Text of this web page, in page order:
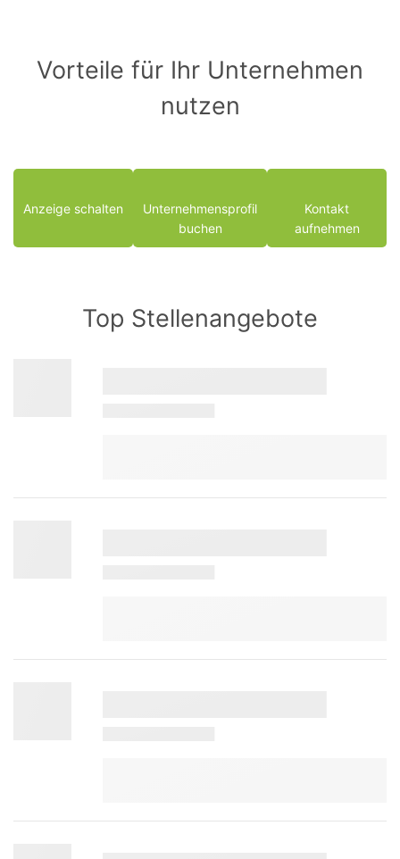
Vorteile für Ihr Unternehmen
nutzen
Anzeige schalten
Unternehmensprofil
buchen
Kontakt
aufnehmen
Top Stellenangebote